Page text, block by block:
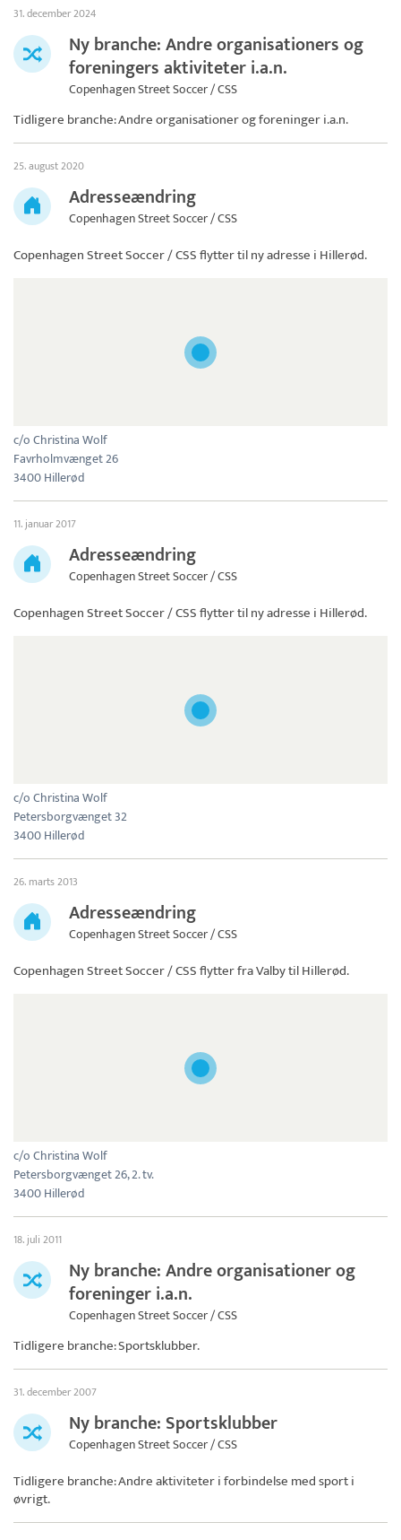
31. december 2024
Ny branche: Andre organisationers og
foreningers aktiviteter i.a.n.
Copenhagen Street Soccer / CSS
Tidligere branche: Andre organisationer og foreninger i.a.n.
25. august 2020
Adresseændring
Copenhagen Street Soccer / CSS
Copenhagen Street Soccer / CSSflytter til ny adresse i Hillerød.
c/o Christina Wolf
Favrholmvænget 26
3400 Hillerød
11. januar 2017
Adresseændring
Copenhagen Street Soccer / CSS
Copenhagen Street Soccer / CSSflytter til ny adresse i Hillerød.
c/o Christina Wolf
Petersborgvænget 32
3400 Hillerød
26. marts 2013
Adresseændring
Copenhagen Street Soccer / CSS
Copenhagen Street Soccer / CSSflytter fra Valby til Hillerød.
c/o Christina Wolf
Petersborgvænget 26, 2. tv.
3400 Hillerød
18. juli 2011
Ny branche: Andre organisationer og
foreninger i.a.n.
Copenhagen Street Soccer / CSS
Tidligere branche: Sportsklubber.
31. december 2007
Ny branche: Sportsklubber
Copenhagen Street Soccer / CSS
Tidligere branche: Andre aktiviteter i forbindelse med sport i
øvrigt.